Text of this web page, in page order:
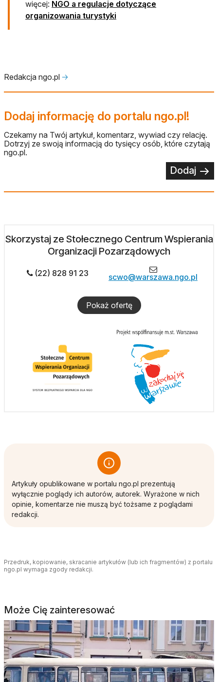
więcej: NGO a regulacje dotyczące
organizowania turystyki
Redakcja ngo.pl 🡢
Dodaj informację do portalu ngo.pl!
Czekamy na Twój artykuł, komentarz, wywiad czy relację.
Dotrzyj ze swoją informacją do tysięcy osób, które czytają
ngo.pl.
Dodaj
Skorzystaj ze Stołecznego Centrum Wspierania
Organizacji Pozarządowych
(22) 828 91 23 scwo@warszawa.ngo.pl
Pokaż ofertę
Artykuły opublikowane w portalu ngo.pl prezentują
wyłącznie poglądy ich autorów, autorek. Wyrażone w nich
opinie, komentarze nie muszą być tożsame z poglądami
redakcji.
Przedruk, kopiowanie, skracanie artykułów (lub ich fragmentów) z portalu
ngo.pl wymaga zgody redakcji.
Może Cię zainteresować